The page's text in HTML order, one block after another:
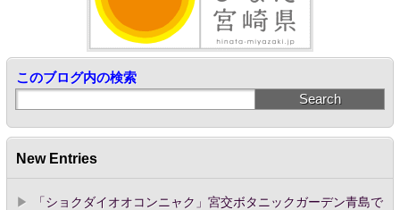
このブログ内の検索
New Entries
「ショクダイオオコンニャク」宮交ボタニックガーデン青島で